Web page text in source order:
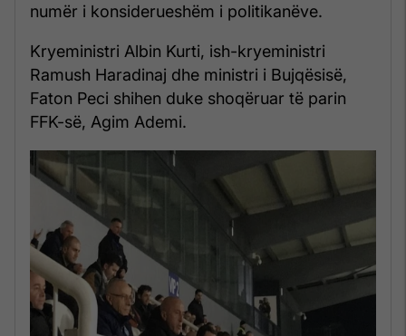
numër i konsiderueshëm i politikanëve.
Kryeministri Albin Kurti, ish-kryeministri
Ramush Haradinaj dhe ministri i Bujqësisë,
Faton Peci shihen duke shoqëruar të parin
FFK-së, Agim Ademi.